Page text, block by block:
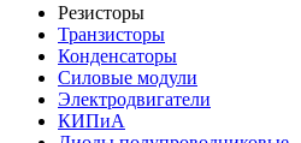
Резисторы
Транзисторы
Конденсаторы
Силовые модули
Электродвигатели
КИПиА